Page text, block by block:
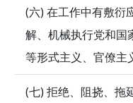
(六) 在工作中有敷衍
解、机械执行党和国
等形式主义、官僚主
(七) 拒绝、阻挠、拖